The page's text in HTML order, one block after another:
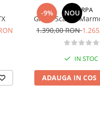
-9% NOU
SCARPA
Ghete Scarpa
1.390,00 RON
IN STOC
ADAUGA IN COS